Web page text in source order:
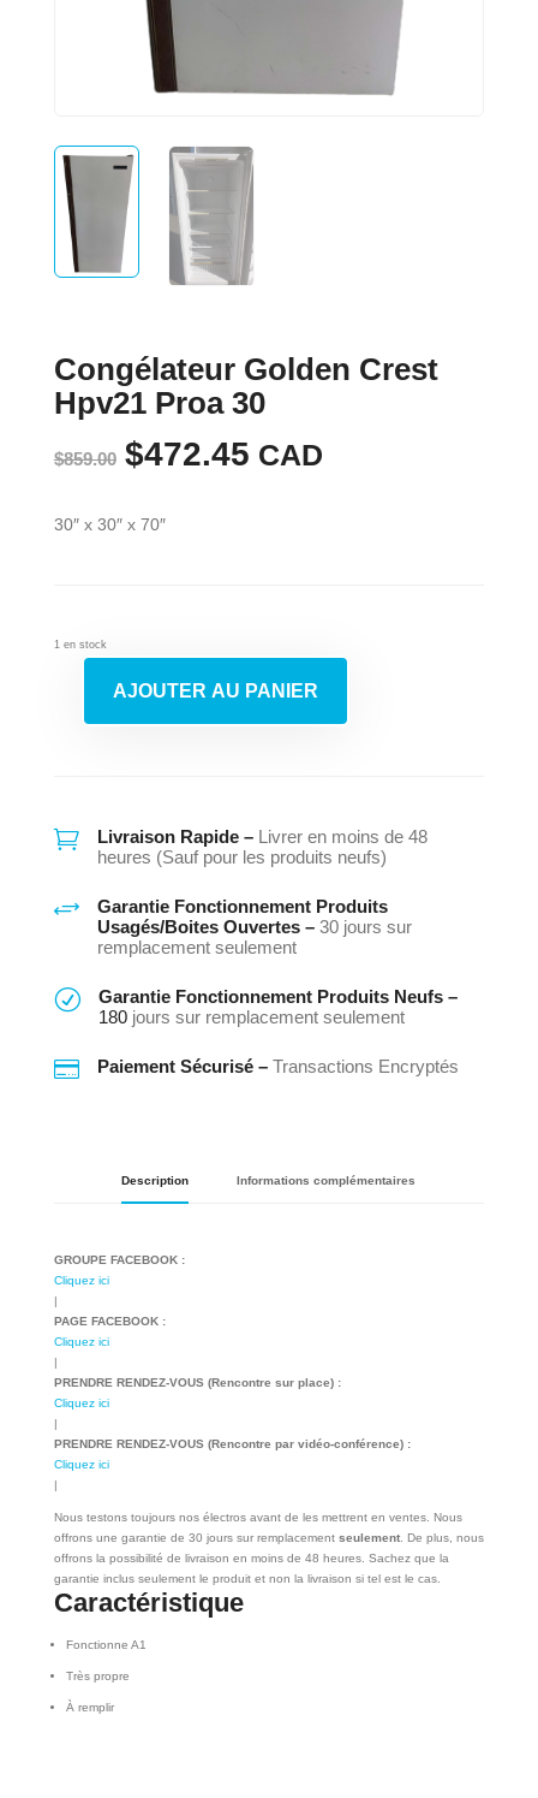
Congélateur Golden Crest
Hpv21 Proa 30
$859.00 Le
initial
$472.45Le
CAD
30″ x 30″ x 70″
1 en stock
30
AJOUTER AU PANIER
 Livraison Rapide – Livrer en moins de 48
heures (Sauf pour les produits neufs)
+
Garantie Fonctionnement Produits
Usagés/Boites Ouvertes – 30 jours sur
remplacement seulement
R
Garantie Fonctionnement Produits Neufs –
180jours sur remplacement seulement
 Paiement Sécurisé – Transactions Encryptés
Description Informations complémentaires
GROUPE FACEBOOK :
Cliquez ici
|
PAGE FACEBOOK :
Cliquez ici
|
PRENDRE RENDEZ-VOUS (Rencontre sur place) :
Cliquez ici
|
PRENDRE RENDEZ-VOUS (Rencontre par vidéo-conférence) :
Cliquez ici
|
Nous testons toujours nos électros avant de les mettrent en ventes. Nous
offrons une garantie de 30 jours sur remplacement seulement. De plus, nous
offrons la possibilité de livraison en moins de 48 heures. Sachez que la
garantie inclus seulement le produit et non la livraison si tel est le cas.
Caractéristique
Fonctionne A1
Très propre
À remplir